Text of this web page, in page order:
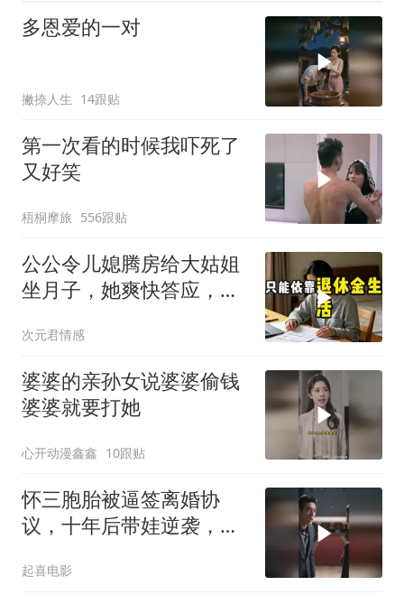
多恩爱的一对
撇捺人生 14跟贴
第一次看的时候我吓死了
又好笑
梧桐摩旅 556跟贴
公公令儿媳腾房给大姑姐
坐月子，她爽快答应，出
单
次元君情感
婆婆的亲孙女说婆婆偷钱
婆婆就要打她
心开动漫鑫鑫 10跟贴
怀三胞胎被逼签离婚协
议，十年后带娃逆袭，前
起喜电影